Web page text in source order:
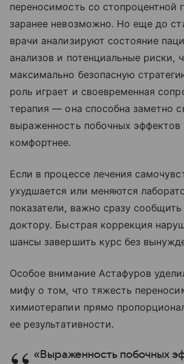
переносимость со стопроцентной
заранее невозможно. Но еще до
врачи анализируют состояние
анализов и потенциальные риски,
максимально безопасную
роль играет и своевременная
терапия — она способна заметно
выраженность побочных эффектов
комфортнее.
Если в процессе лечения
ухудшается или меняются
показатели, важно сразу
доктору. Быстрая коррекция
шансы завершить курс без
Особое внимание Астафуров
мифу о том, что тяжесть
химиотерапии прямо
ее результативности.
«Выраженность побочных